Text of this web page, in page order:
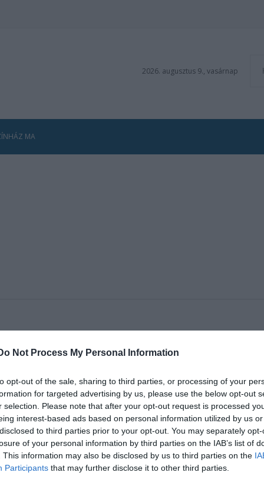
Not Process My Personal Information
opt-out of the sale, sharing to third parties, or processing of your
for targeted advertising by us, please use the below opt-out
selection. Please note that after your opt-out request is processed
interest-based ads based on personal information utilized by us
to third parties prior to your opt-out. You may separately
of your personal information by third parties on the IAB’s list of
This information may also be disclosed by us to third parties on the
Participants that may further disclose it to other third parties.
2026. augusztus 9., vasárnap
MA
indított a szinhaz.hu oldalain. Még két
A helyesen válaszolók 10 db
zajló Játékok szabadtéri színelõadásaira.
Szabadtéri Játékok létrehozásának ötlete?